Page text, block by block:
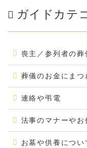
ガイドカテ
喪主／参列者の葬
葬儀のお金にまつ
連絡や弔電
法事のマナーやお
お墓や供養につい